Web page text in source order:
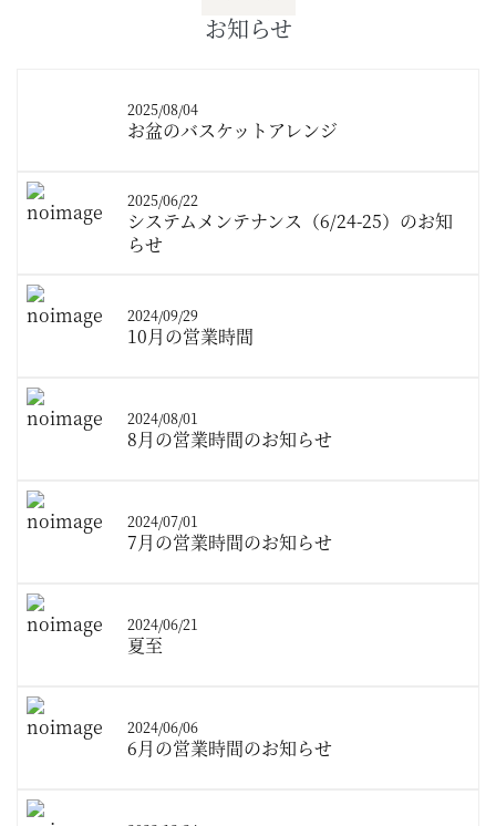
お知らせ
2025/08/04
お盆のバスケットアレンジ
2025/06/22
システムメンテナンス（6/24-25）のお知
らせ
2024/09/29
10月の営業時間
2024/08/01
8月の営業時間のお知らせ
2024/07/01
7月の営業時間のお知らせ
2024/06/21
夏至
2024/06/06
6月の営業時間のお知らせ